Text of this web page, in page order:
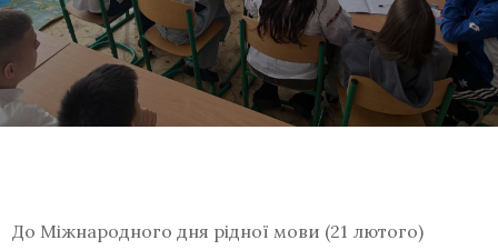
До Міжнародного дня рідної мови (21 лютого)